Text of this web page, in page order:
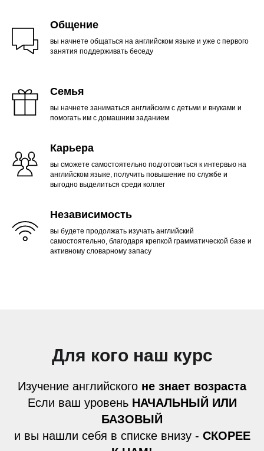
Общение
вы начнете общаться на английском языке и уже с первого
занятия поддерживать беседу
Семья
вы начнете заниматься английским с детьми и внуками и
помогать им с домашним заданием
Карьера
вы сможете самостоятельно подготовиться к интервью на
английском языке, получить повышение по службе и
выгодно выделиться среди коллег
Независимость
вы будете продолжать изучать английский
самостоятельно, благодаря крепкой грамматической базе и
активному словарному запасу
Для кого наш курс
Изучение английского не знает возраста
Если ваш уровень НАЧАЛЬНЫЙ ИЛИ
БАЗОВЫЙ
и вы нашли себя в списке внизу - СКОРЕЕ